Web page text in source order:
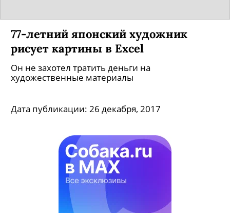
77-летний японский художник
рисует картины в Excel
Он не захотел тратить деньги на